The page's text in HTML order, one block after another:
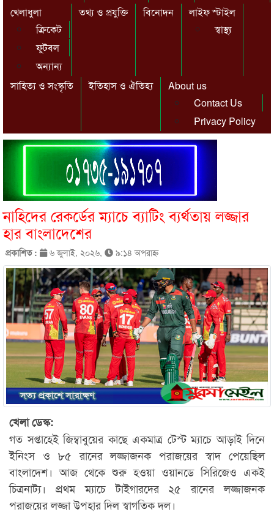
খেলাধুলা
ক্রিকেট
ফুটবল
অন্যান্য
তথ্য ও প্রযুক্তি বিনোদন
লাইফ স্টাইল
স্বাস্থ্য
সাহিত্য ও সংস্কৃতি ইতিহাস ও ঐতিহ্য
About us
Contact Us
Privacy Policy
নাহিদের রেকর্ডের ম্যাচে ব্যাটিং ব্যর্থতায় লজ্জার
হার বাংলাদেশের
প্রকাশিত : ৬ জুলাই, ২০২৬, ৯:১৪ অপরাহ্ণ
খেলা ডেস্ক:
গত সপ্তাহেই জিম্বাবুয়ের কাছে একমাত্র টেস্ট ম্যাচে আড়াই দিনে
ইনিংস ও ৮৫ রানের লজ্জাজনক পরাজয়ের স্বাদ পেয়েছিল
বাংলাদেশ। আজ থেকে শুরু হওয়া ওয়ানডে সিরিজেও একই
চিত্রনাট্য। প্রথম ম্যাচে টাইগারদের ২৫ রানের লজ্জাজনক
পরাজয়ের লজ্জা উপহার দিল স্বাগতিক দল।